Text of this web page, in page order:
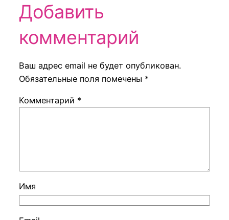
Добавить
комментарий
Ваш адрес email не будет опубликован.
Обязательные поля помечены *
Комментарий *
Имя